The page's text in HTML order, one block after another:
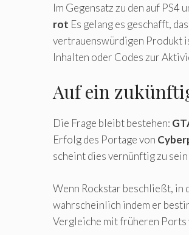
Im Gegensatz zu den auf
rot Es gelang es geschafft,
vertrauenswürdigen Produkt
Inhalten oder Codes zur
Auf ein
Die Frage bleibt bestehen:
Erfolg des Portage von
scheint dies vernünftig zu sein
Wenn Rockstar beschließt, in
wahrscheinlich indem er
Vergleiche mit früheren Ports